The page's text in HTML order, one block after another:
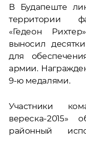
В Будапеште
территории
«Гедеон
выносил
для
армии.
9-ю медалями.
Участники
вереска-2015»
районный